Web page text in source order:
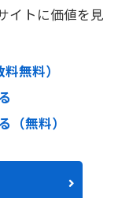
イトに価値を見
無料）
（無料）